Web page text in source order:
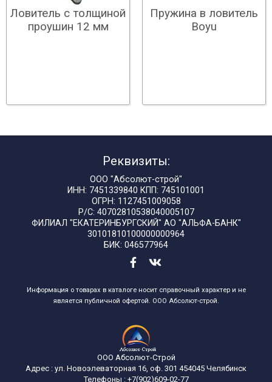
Ловитель с толщиной
проушин 12 мм
Пружина в ловитель
Boyu
Реквизиты:
ООО "Абсолют-строй"
ИНН: 7451339840 КПП: 745101001
ОГРН: 1127451009058
Р/С: 40702810538040005107
ФИЛИАЛ "ЕКАТЕРИНБУРГСКИЙ" АО "АЛЬФА-БАНК"
30101810100000000964
БИК: 046577964
Информация о товарах в каталоге носит справочный характер и не
является публичной офертой. ООО Абсолют-строй.
ООО Абсолют-Строй
Адрес : ул. Новоэлеваторная 16, оф. 301 454045 Челябинск
Телефоны :+7(902)609-02-77